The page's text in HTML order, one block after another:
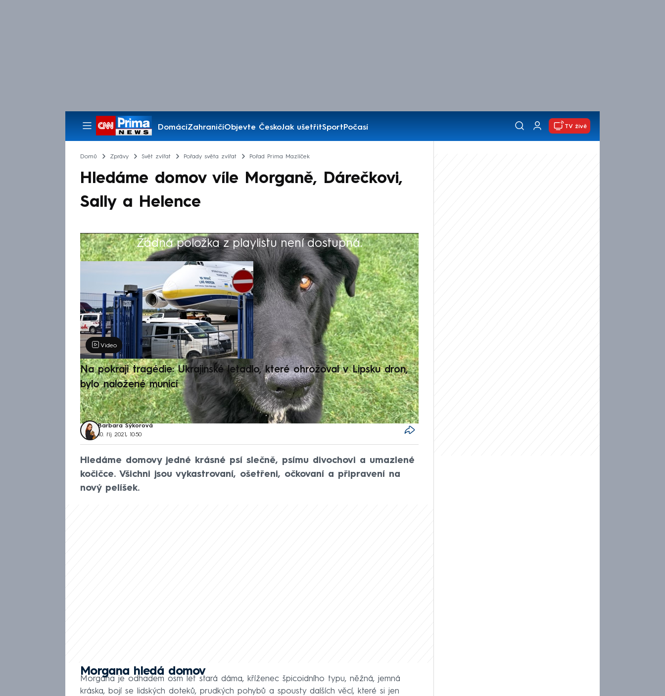
DomácíZahraničíObjevte ČeskoJak ušetřitSportPočasí
Pořady
TV živě
Domů Zprávy Svět zvířat Pořady světa zvířat Pořad Prima Mazlíček
Hledáme domov víle Morganě, Dárečkovi,
Sally a Helence
Žádná položka z playlistu není dostupná.
Výběr redakce
Video
Na pokraji tragédie: Ukrajinské letadlo, které ohrožoval v Lipsku dron,
bylo naložené municí
Barbara Sýkorová
10. říj 2021, 10:50
Hledáme domovy jedné krásné psí slečně, psímu divochovi a umazlené
kočičce. Všichni jsou vykastrovaní, ošetřeni, očkovaní a připravení na
nový pelíšek.
Morgana hledá domov
Morgana je odhadem osm let stará dáma, kříženec špicoidního typu, něžná, jemná
kráska, bojí se lidských doteků, prudkých pohybů a spousty dalších věcí, které si jen